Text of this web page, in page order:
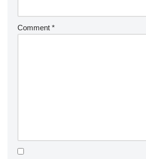
Comment *